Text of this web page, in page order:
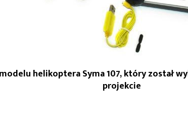
helikoptera Syma 107, który został
projekcie